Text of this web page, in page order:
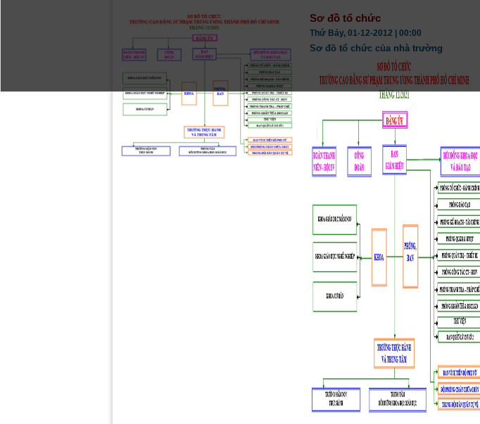
Sơ đồ tổ chức
Thứ Bảy, 01-12-2012 | 00:00
Sơ đồ tổ chức của nhà trường